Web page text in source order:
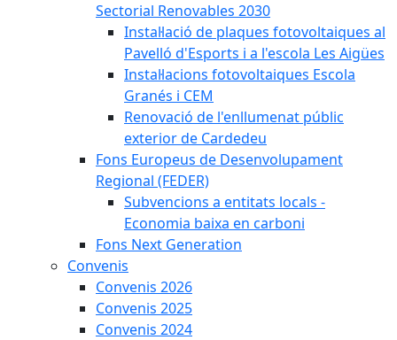
Sectorial Renovables 2030
Instal·lació de plaques fotovoltaiques al
Pavelló d'Esports i a l'escola Les Aigües
Instal·lacions fotovoltaiques Escola
Granés i CEM
Renovació de l'enllumenat públic
exterior de Cardedeu
Fons Europeus de Desenvolupament
Regional (FEDER)
Subvencions a entitats locals -
Economia baixa en carboni
Fons Next Generation
Convenis
Convenis 2026
Convenis 2025
Convenis 2024